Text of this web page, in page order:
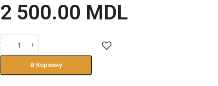
2 500.00 MDL
В Корзину